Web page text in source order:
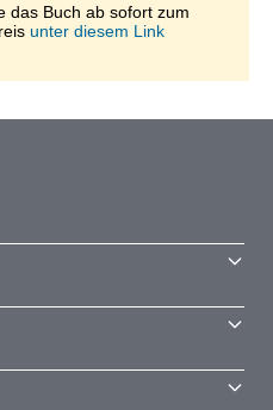
das Buch ab sofort zum
unter diesem Link